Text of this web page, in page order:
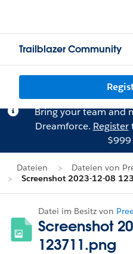
Trailblazer Community
Bring your team and
Dreamforce. Register
$999
Dateien
Dateien von
Screenshot 2023-12-08
Datei im Besitz von
Screenshot
123711.png